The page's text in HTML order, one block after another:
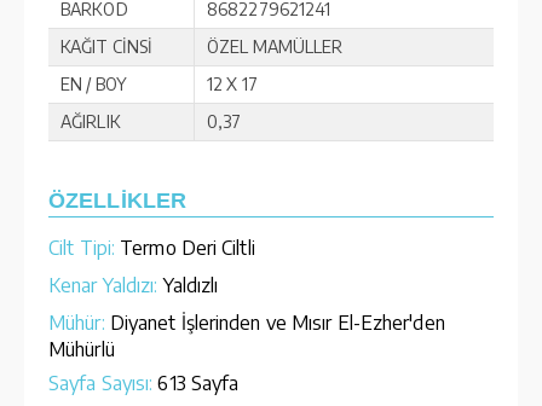
BARKOD
8682279621241
KAĞIT CİNSİ
ÖZEL MAMÜLLER
EN / BOY
12 X 17
AĞIRLIK
0,37
ÖZELLİKLER
Cilt Tipi: Termo Deri Ciltli
Kenar Yaldızı: Yaldızlı
Mühür: Diyanet İşlerinden ve Mısır El-Ezher'den
Mühürlü
Sayfa Sayısı: 613 Sayfa